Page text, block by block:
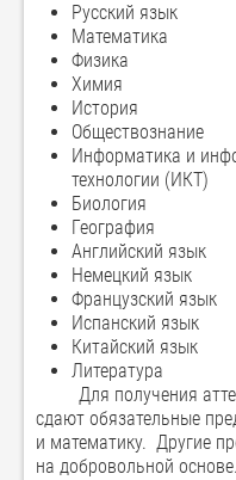
Русский язык
Математика
Физика
Химия
История
Обществознание
Информатика и
технологии (ИКТ)
Биология
География
Английский язык
Немецкий язык
Французский язык
Испанский язык
Китайский язык
Литература
Для получения
сдают обязательные
и математику. Другие
на добровольной основе.